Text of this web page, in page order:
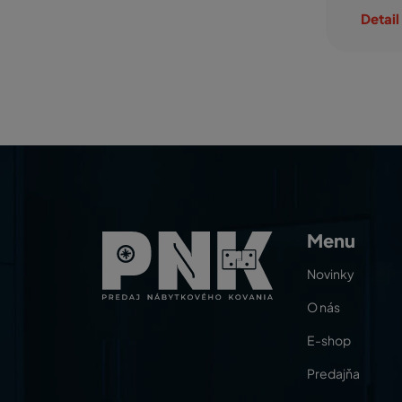
Menu
Novinky
O nás
E-shop
Predajňa